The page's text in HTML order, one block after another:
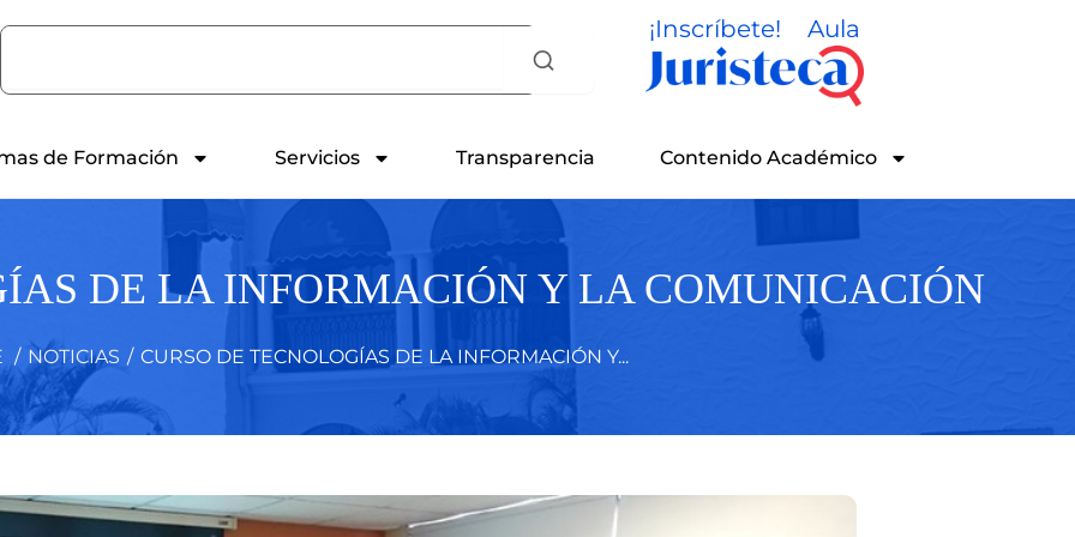
Search ¡Inscríbete! Aula
de Formación Servicios Transparencia Contenido Académico
DE LA INFORMACIÓN Y LA COMUNICACIÓN
/ NOTICIAS / CURSO DE TECNOLOGÍAS DE LA INFORMACIÓN Y...